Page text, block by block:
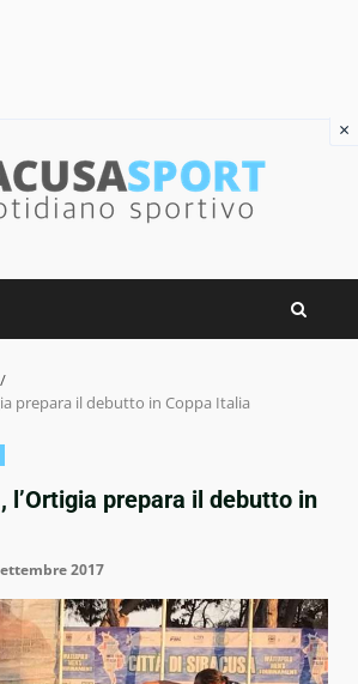
prepara il debutto in Coppa Italia
l’Ortigia prepara il debutto in
2017
×